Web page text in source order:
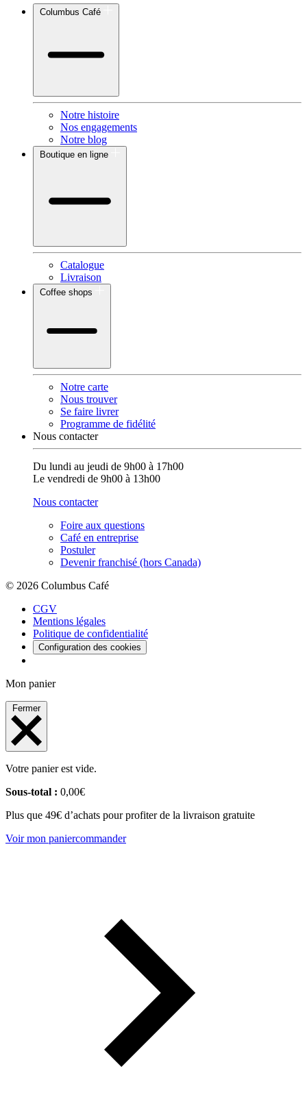
Columbus Café
Notre histoire
Nos engagements
Notre blog
Boutique en ligne
Catalogue
Livraison
Coffee shops
Notre carte
Nous trouver
Se faire livrer
Programme de fidélité
Nous contacter
Du lundi au jeudi de 9h00 à 17h00
Le vendredi de 9h00 à 13h00
Nous contacter
Foire aux questions
Café en entreprise
Postuler
Devenir franchisé (hors Canada)
© 2026 Columbus Café
CGV
Mentions légales
Politique de confidentialité
Configuration des cookies
Mon panier
Fermer
Votre panier est vide.
Sous-total : 0,00€
Plus que 49€ d’achats pour profiter de la livraison gratuite
Voir mon paniercommander